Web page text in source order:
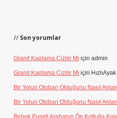
Son yorumlar
Granit Kaplama Çizilir Mi için admin
Granit Kaplama Çizilir Mi için HızlıAyak
Bir Yolun Otoban Olduğunu Nasıl
Bir Yolun Otoban Olduğunu Nasıl
Bebek Puseti Arabanın Ön Koltuğa